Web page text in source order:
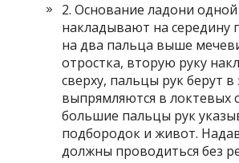
2. Основание ладони
накладывают на середину
на два пальца выше
отростка, вторую руку
сверху, пальцы рук берут в
выпрямляются в локтевых
большие пальцы рук
подбородок и живот.
должны проводиться без